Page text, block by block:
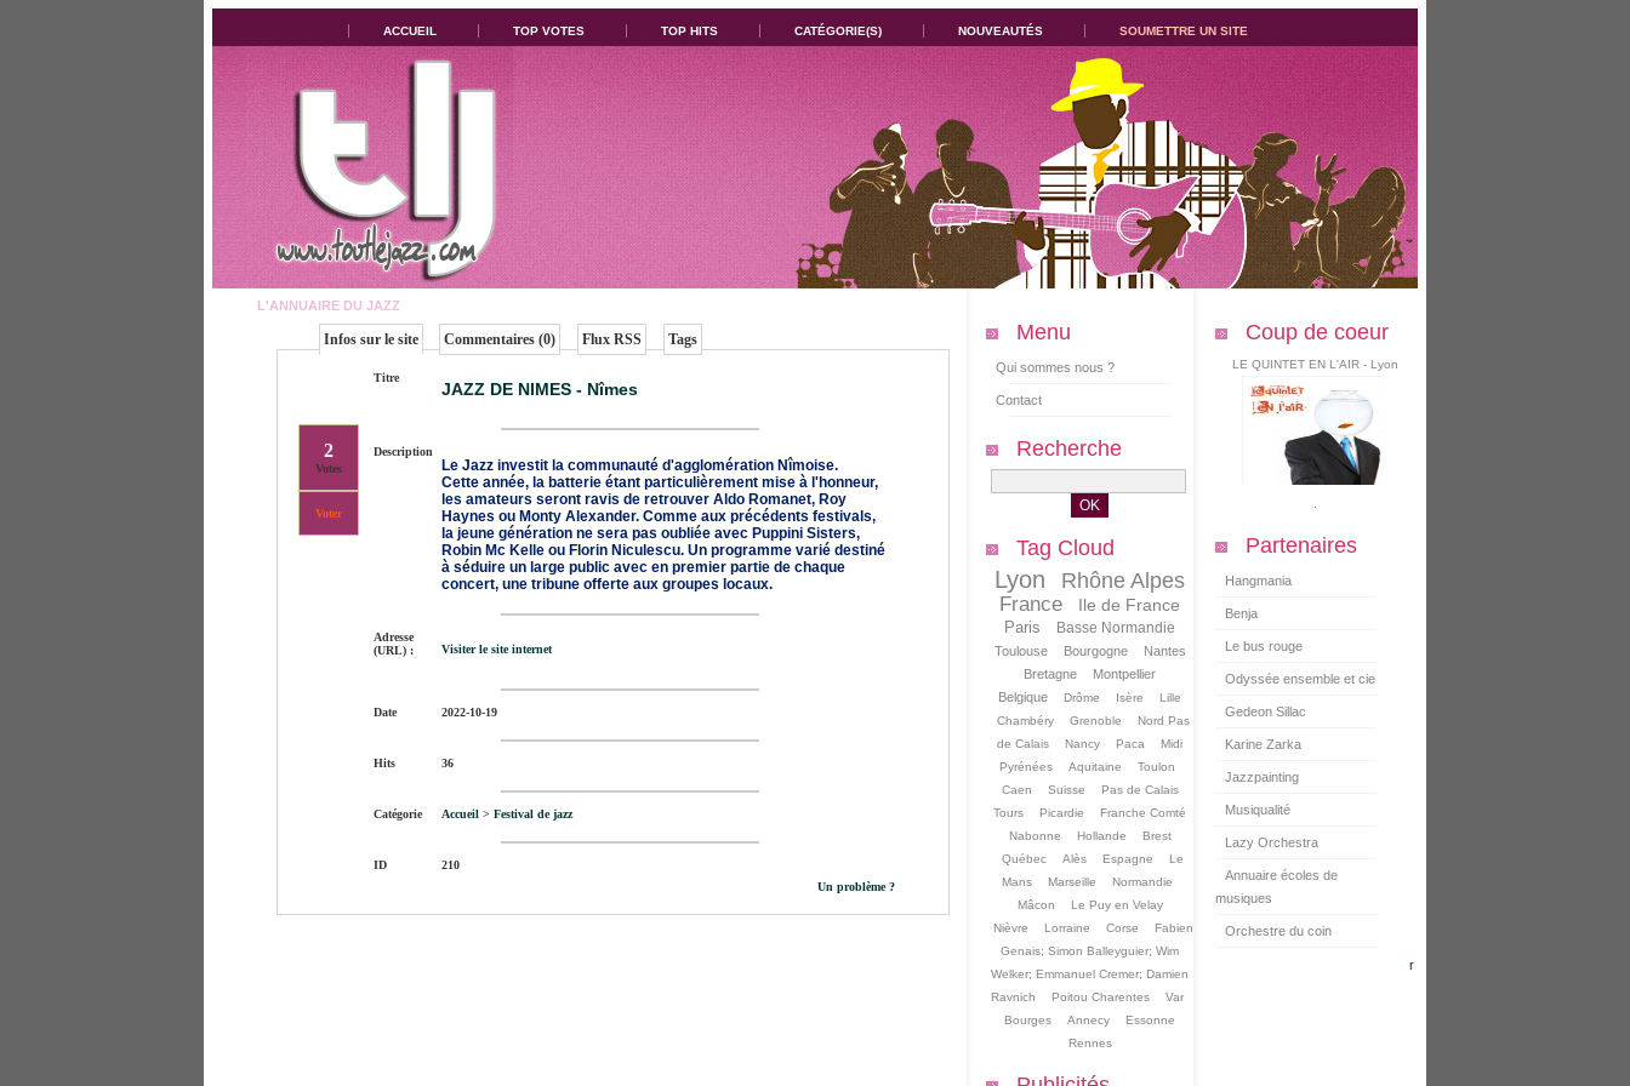
ACCUEIL TOP VOTES TOP HITS CATÉGORIE(S) NOUVEAUTÉS SOUMETTRE UN SITE
L'ANNUAIRE DU JAZZ
Infos sur le site Commentaires (0) Flux RSS Tags
2
Votes
Voter
Titre
JAZZ DE NIMES - Nîmes
Description
Le Jazz investit la communauté d'agglomération Nîmoise.
Cette année, la batterie étant particulièrement mise à l'honneur,
les amateurs seront ravis de retrouver Aldo Romanet, Roy
Haynes ou Monty Alexander. Comme aux précédents festivals,
la jeune génération ne sera pas oubliée avec Puppini Sisters,
Robin Mc Kelle ou Florin Niculescu. Un programme varié destiné
à séduire un large public avec en premier partie de chaque
concert, une tribune offerte aux groupes locaux.
Adresse
(URL) :
Visiter le site internet
Date 2022-10-19
Hits 36
Catégorie Accueil > Festival de jazz
ID
210
Un problème ?
Menu
Qui sommes nous ?
Contact
Recherche
Tag Cloud
Lyon Rhône Alpes
France Ile de France
Paris Basse Normandie
Toulouse Bourgogne
Nantes
Bretagne
Montpellier
Belgique
Drôme Isère
Lille
Chambéry
Grenoble
Nord Pas
de Calais
Nancy Paca
Midi
Pyrénées
Aquitaine
Toulon
Caen
Suisse
Pas de Calais
Tours
Picardie
Franche Comté
Nabonne
Hollande
Brest
Québec
Alès Espagne
Le
Mans
Marseille
Normandie
Mâcon
Le Puy en Velay
Nièvre
Lorraine Corse
Fabien
Genais; Simon Balleyguier; Wim
Welker; Emmanuel Cremer; Damien
Ravnich
Poitou Charentes
Var
Bourges
Annecy
Essonne
Rennes
Coup de coeur
LE QUINTET EN L'AIR - Lyon
Partenaires
Hangmania
Benja
Le bus rouge
Odyssée ensemble et cie
Gedeon Sillac
Karine Zarka
Jazzpainting
Musiqualité
Lazy Orchestra
Annuaire écoles de
musiques
Orchestre du coin
r